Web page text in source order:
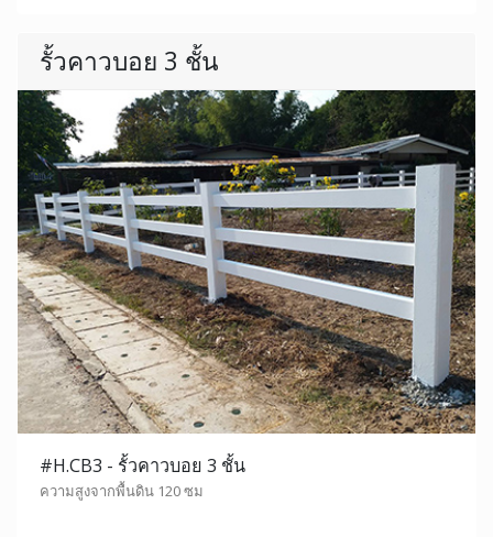
รั้วคาวบอย 3 ชั้น
#H.CB3 - รั้วคาวบอย 3 ชั้น
ความสูงจากพื้นดิน 120 ซม